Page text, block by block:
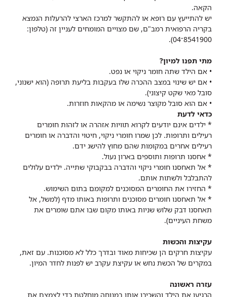
הקאה.
יש להתייעץ עם רופא או להתקשר למרכז הארצי להרעלות הנמצא
בקריה הרפואית רמב"ם, שם מצויים המומחים לעניין זה (טלפון:
8541900־04).
מתי תפנו למיון?
• אם הילד שתה חומר ניקוי או נפט.
• אם יש שינוי במצב ההכרה שלו בעקבות בליעת תרופה (הוא ישנוני,
סובל מאי שקט קיצוני).
• אם הוא סובל מקוצר נשימה או מהקאות חוזרות.
כדאי לדעת
* ילדים אינם יודעים לקרוא תוויות אזהרה או לזהות חומרים
רעילים ותרופות. לכן שמרו חומרי ניקוי, חיטוי והדברה או חומרים
רעילים אחרים במקומות שהם מחוץ להישג ידם.
* אחסנו תרופות ותוספים בארון נעול.
* אל תאחסנו חומרי ניקוי והדברה בבקבוקי שתייה. ילדים עלולים
להתבלבל ולשתות אותם.
* החזירו את החומרים המסוכנים למקומם בתום השימוש.
* אל תאחסנו חומרים מסוכנים ותרופות באותו מדף (למשל, אל
תאחסנו דבק שלוש שניות באותו מקום שבו אתם שומרים את
משחת העיניים).
עקיצות והכשות
עקיצות חרקים הן שכיחות מאוד ובדרך כלל לא מסוכנות. עם זאת,
במקרים של הכשת נחש או עקיצת עקרב יש לפנות לחדר המיון.
עזרה ראשונה
הרגיעו את הילד והשכיבו אותו במנוחה מוחלטת כדי לצמצם את